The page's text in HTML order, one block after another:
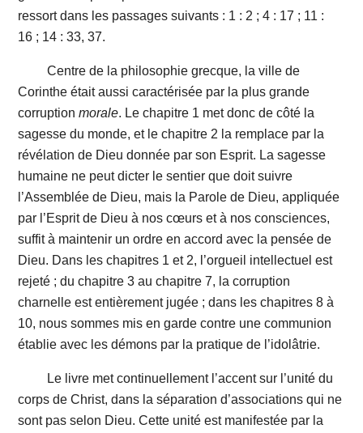
ressort dans les passages suivants : 1 : 2 ; 4 : 17 ; 11 :
16 ; 14 : 33, 37.
Centre de la philosophie grecque, la ville de
Corinthe était aussi caractérisée par la plus grande
corruptionmorale. Le chapitre 1 met donc de côté la
sagesse du monde, et le chapitre 2 la remplace par la
révélation de Dieu donnée par son Esprit. La sagesse
humaine ne peut dicter le sentier que doit suivre
l’Assemblée de Dieu, mais la Parole de Dieu, appliquée
par l’Esprit de Dieu à nos cœurs et à nos consciences,
suffit à maintenir un ordre en accord avec la pensée de
Dieu. Dans les chapitres 1 et 2, l’orgueil intellectuel est
rejeté ; du chapitre 3 au chapitre 7, la corruption
charnelle est entièrement jugée ; dans les chapitres 8 à
10, nous sommes mis en garde contre une communion
établie avec les démons par la pratique de l’idolâtrie.
Le livre met continuellement l’accent sur l’unité du
corps de Christ, dans la séparation d’associations qui ne
sont pas selon Dieu. Cette unité est manifestée par la